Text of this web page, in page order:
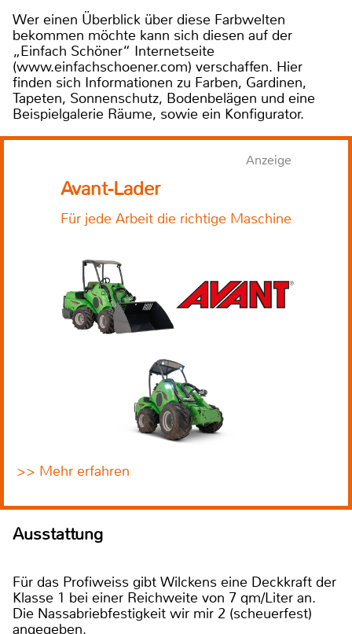
Wer einen Überblick über diese Farbwelten
bekommen möchte kann sich diesen auf der
„Einfach Schöner“ Internetseite
(www.einfachschoener.com) verschaffen. Hier
finden sich Informationen zu Farben, Gardinen,
Tapeten, Sonnenschutz, Bodenbelägen und eine
Beispielgalerie Räume, sowie ein Konfigurator.
Anzeige
Avant-Lader
Für jede Arbeit die richtige Maschine
>> Mehr erfahren
Ausstattung
Für das Profiweiss gibt Wilckens eine Deckkraft der
Klasse 1 bei einer Reichweite von 7 qm/Liter an.
Die Nassabriebfestigkeit wir mir 2 (scheuerfest)
angegeben.